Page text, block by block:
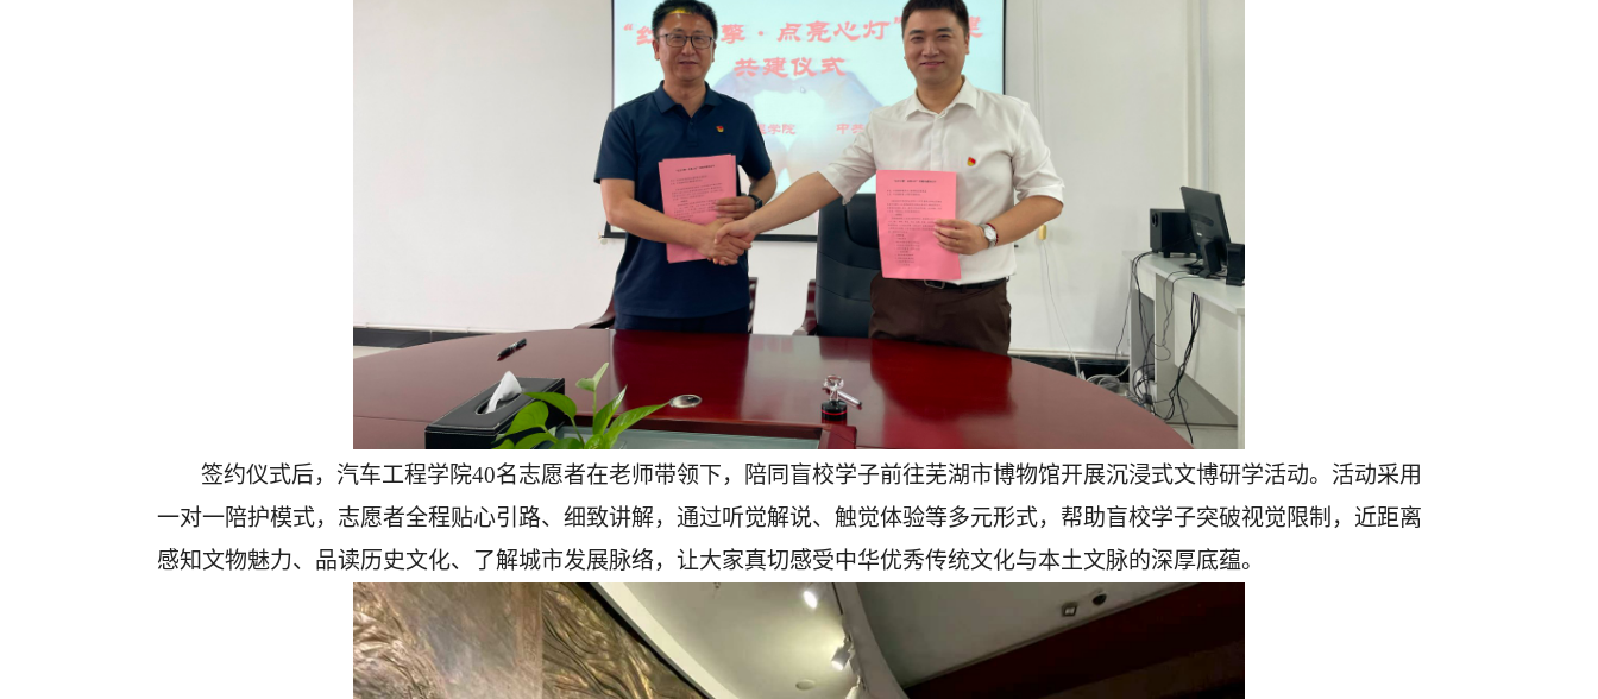
签约仪式后，汽车工程学院40名志愿者在老师带领下，陪同盲校学子前往芜湖市博物馆开展沉浸式文博研学活动。活动采用
一对一陪护模式，志愿者全程贴心引路、细致讲解，通过听觉解说、触觉体验等多元形式，帮助盲校学子突破视觉限制，近距离
感知文物魅力、品读历史文化、了解城市发展脉络，让大家真切感受中华优秀传统文化与本土文脉的深厚底蕴。